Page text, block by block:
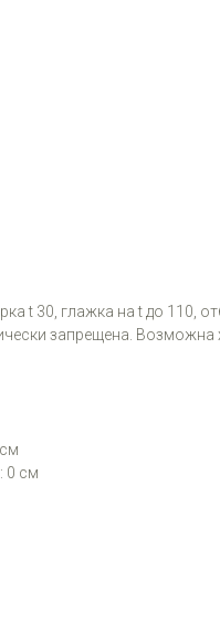
t 30, глажка на t до 110,
запрещена. Возможна
0 см